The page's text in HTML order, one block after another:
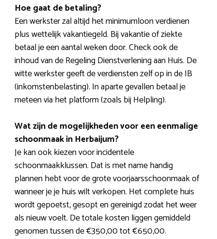
Hoe gaat de betaling?
Een werkster zal altijd het minimumloon verdienen
plus wettelijk vakantiegeld. Bij vakantie of ziekte
betaal je een aantal weken door. Check ook de
inhoud van de Regeling Dienstverlening aan Huis. De
witte werkster geeft de verdiensten zelf op in de IB
(inkomstenbelasting). In aparte gevallen betaal je
meteen via het platform (zoals bij Helpling).
Wat zijn de mogelijkheden voor een eenmalige
schoonmaak in Herbaijum?
Je kan ook kiezen voor incidentele
schoonmaakklussen. Dat is met name handig
plannen hebt voor de grote voorjaarsschoonmaak of
wanneer je je huis wilt verkopen. Het complete huis
wordt gepoetst, gesopt en gereinigd zodat het weer
als nieuw voelt. De totale kosten liggen gemiddeld
genomen tussen de €350,00 tot €650,00.